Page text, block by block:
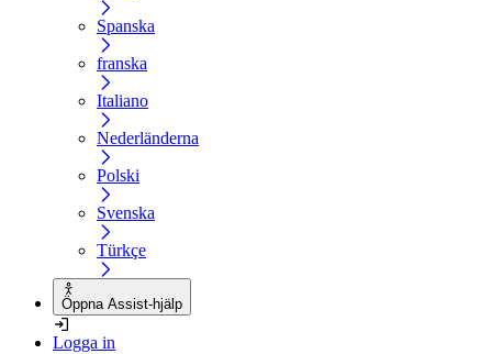
Spanska
franska
Italiano
Nederländerna
Polski
Svenska
Türkçe
Öppna Assist-hjälp
Logga in